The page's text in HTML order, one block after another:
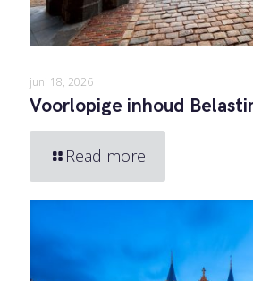
juni 18, 2026
Voorlopige inhoud
Read more